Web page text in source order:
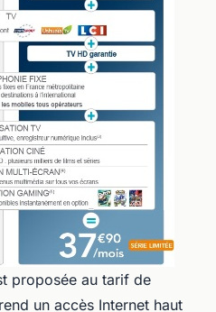
proposée au tarif de
un accès Internet haut